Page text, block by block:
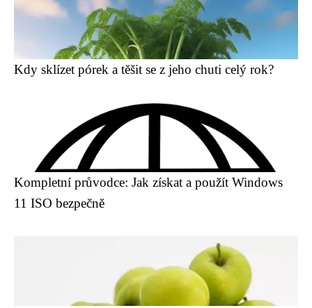
Kdy sklízet pórek a těšit se z jeho chuti celý rok?
Kompletní průvodce: Jak získat a použít Windows
11 ISO bezpečně